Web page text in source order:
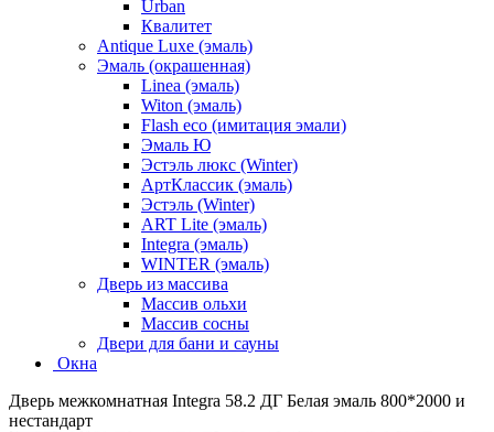
Urban
Квалитет
Antique Luxe (эмаль)
Эмаль (окрашенная)
Linea (эмаль)
Witon (эмаль)
Flash eco (имитация эмали)
Эмаль Ю
Эстэль люкс (Winter)
АртКлассик (эмаль)
Эстэль (Winter)
ART Lite (эмаль)
Integra (эмаль)
WINTER (эмаль)
Дверь из массива
Массив ольхи
Массив сосны
Двери для бани и сауны
Окна
Дверь межкомнатная Integra 58.2 ДГ Белая эмаль 800*2000 и
нестандарт